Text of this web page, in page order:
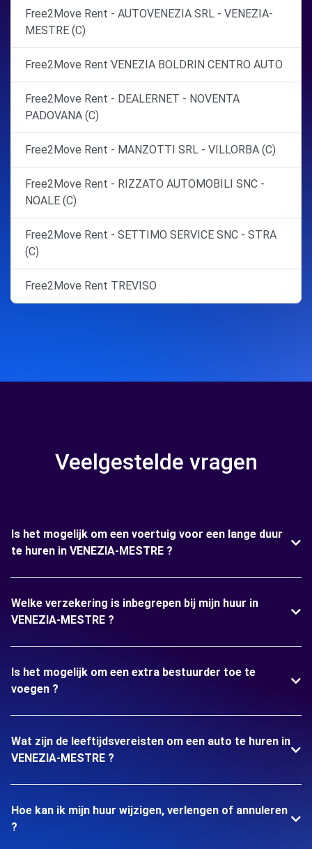
Free2Move Rent - AUTOVENEZIA SRL - VENEZIA-
MESTRE (C)
Free2Move Rent VENEZIA BOLDRIN CENTRO AUTO
Free2Move Rent - DEALERNET - NOVENTA
PADOVANA (C)
Free2Move Rent - MANZOTTI SRL - VILLORBA (C)
Free2Move Rent - RIZZATO AUTOMOBILI SNC -
NOALE (C)
Free2Move Rent - SETTIMO SERVICE SNC - STRA
(C)
Free2Move Rent TREVISO
Veelgestelde vragen
Is het mogelijk om een voertuig voor een lange duur
te huren in VENEZIA-MESTRE ?
Welke verzekering is inbegrepen bij mijn huur in
VENEZIA-MESTRE ?
Is het mogelijk om een extra bestuurder toe te
voegen ?
Wat zijn de leeftijdsvereisten om een auto te huren in
VENEZIA-MESTRE ?
Hoe kan ik mijn huur wijzigen, verlengen of annuleren
?